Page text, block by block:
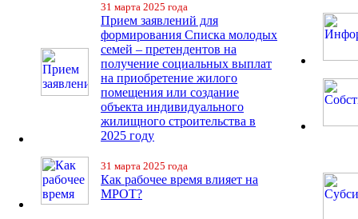
31 марта 2025 года
Прием заявлений для
формирования Списка молодых
семей – претендентов на
получение социальных выплат
на приобретение жилого
помещения или создание
объекта индивидуального
жилищного строительства в
2025 году
31 марта 2025 года
Как рабочее время влияет на
МРОТ?